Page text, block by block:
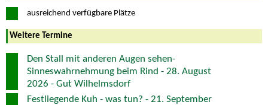
ausreichend verfügbare Plätze
Weitere Termine
Den Stall mit anderen Augen sehen-
Sinneswahrnehmung beim Rind - 28. August
2026 - Gut Wilhelmsdorf
Festliegende Kuh - was tun? - 21. September